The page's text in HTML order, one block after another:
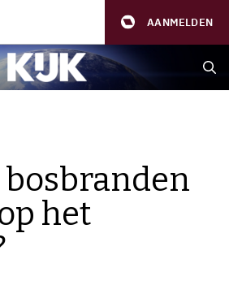
AANMELDEN
het